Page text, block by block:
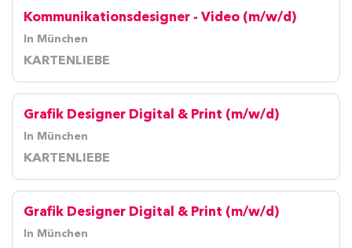
Kommunikationsdesigner - Video (m/w/d)
In München
KARTENLIEBE
Grafik Designer Digital & Print (m/w/d)
In München
KARTENLIEBE
Grafik Designer Digital & Print (m/w/d)
In München